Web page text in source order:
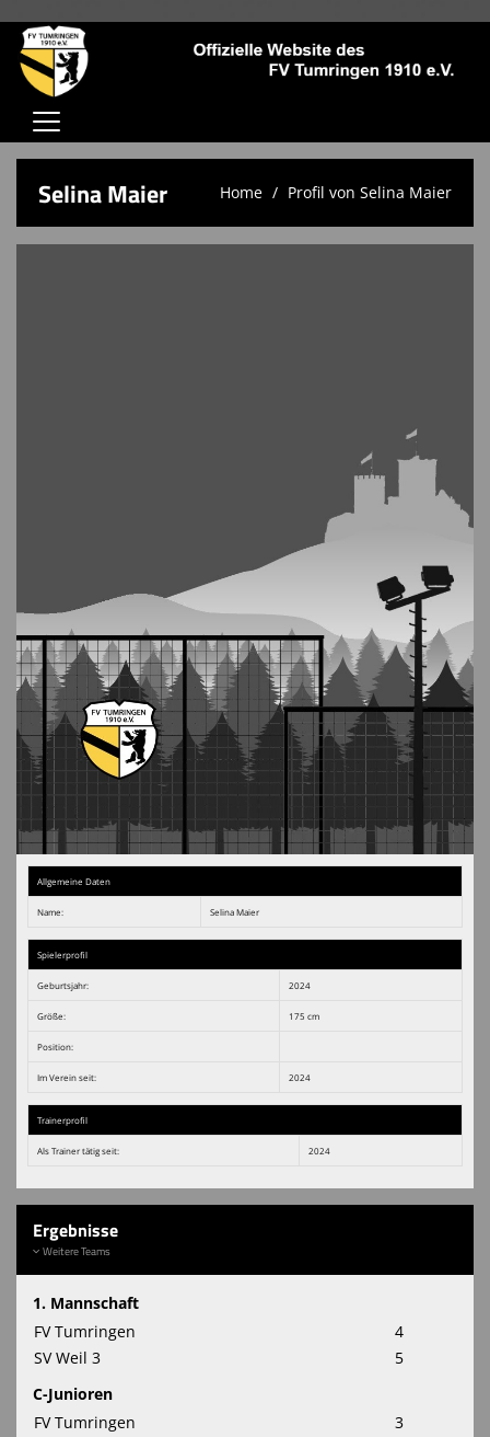
Home
Verein
Schiedsrichter
Narrencup
Selina Maier Home Profil von Selina Maier
Allgemeine Daten
Name: Selina Maier
Spielerprofil
Geburtsjahr: 2024
Größe: 175 cm
Position:
Im Verein seit: 2024
Trainerprofil
Als Trainer tätig seit: 2024
Ergebnisse
Weitere Teams
1. Mannschaft
FV Tumringen
4
SV Weil 3
5
C-Junioren
FV Tumringen
3